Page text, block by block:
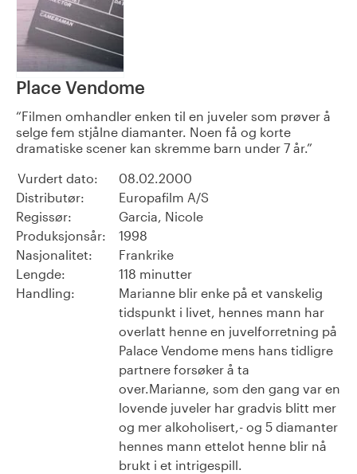
Place Vendome
Filmen omhandler enken til en juveler som prøver å
selge fem stjålne diamanter. Noen få og korte
dramatiske scener kan skremme barn under 7 år.
Vurdert dato:
08.02.2000
Distributør:
Europafilm A/S
Regissør:
Garcia, Nicole
Produksjonsår:
1998
Nasjonalitet:
Frankrike
Lengde:
118 minutter
Handling:
Marianne blir enke på et vanskelig
tidspunkt i livet, hennes mann har
overlatt henne en juvelforretning på
Palace Vendome mens hans tidligre
partnere forsøker å ta
over.Marianne, som den gang var en
lovende juveler har gradvis blitt mer
og mer alkoholisert,- og 5 diamanter
hennes mann ettelot henne blir nå
brukt i et intrigespill.